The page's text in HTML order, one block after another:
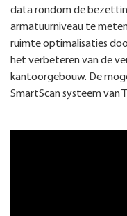
data rondom de
armatuurniveau te
ruimte optimalisaties
het verbeteren van de
kantoorgebouw. De
SmartScan systeem van